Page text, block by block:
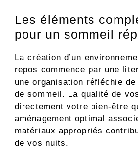
Les éléments
pour un sommeil
La création d’un
repos commence par une
une organisation réfléchie
de sommeil. La qualité de
directement votre bien-être
aménagement optimal
matériaux appropriés
de vos nuits.